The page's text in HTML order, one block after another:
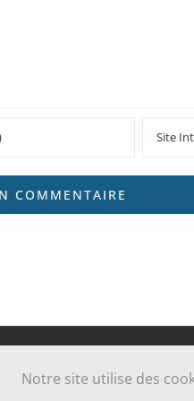
Paroisse Sainte-Jeanne-Jugan des
Notre site utilise des